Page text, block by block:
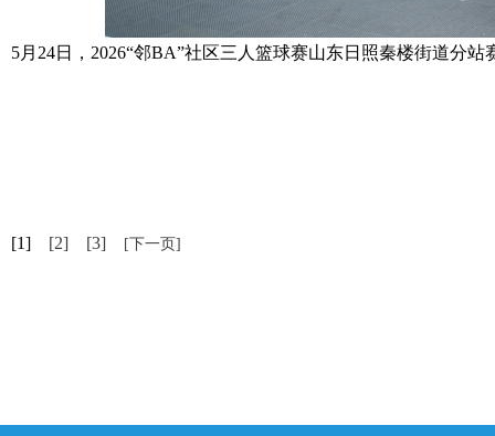
5月24日，2026“邻BA”社区三人篮球赛山东日照秦楼街道分
[1] [2] [3] [下一页]